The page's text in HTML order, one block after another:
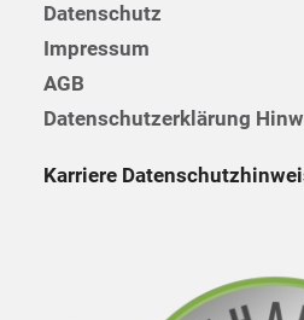
Datenschutz
Impressum
AGB
Datenschutzerklärung
Karriere